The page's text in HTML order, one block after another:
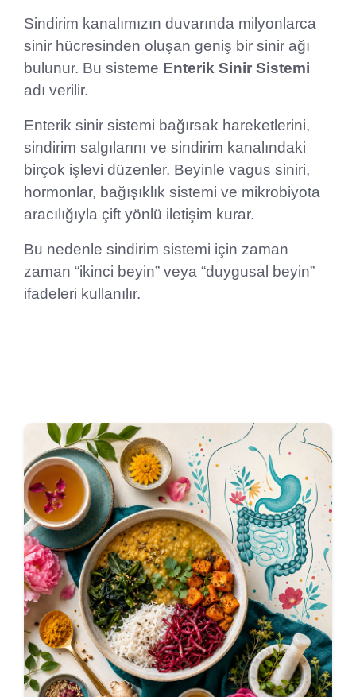
Sindirim kanalımızın duvarında milyonlarca
sinir hücresinden oluşan geniş bir sinir ağı
bulunur. Bu sisteme Enterik Sinir Sistemi
adı verilir.
Enterik sinir sistemi bağırsak hareketlerini,
sindirim salgılarını ve sindirim kanalındaki
birçok işlevi düzenler. Beyinle vagus siniri,
hormonlar, bağışıklık sistemi ve mikrobiyota
aracılığıyla çift yönlü iletişim kurar.
Bu nedenle sindirim sistemi için zaman
zaman “ikinci beyin” veya “duygusal beyin”
ifadeleri kullanılır.